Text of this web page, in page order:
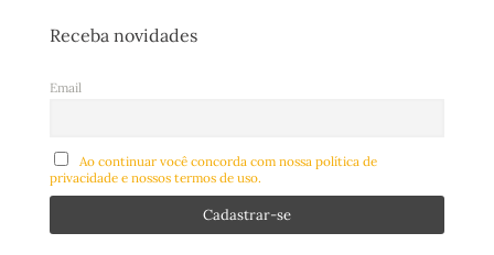
Receba novidades
Email
Ao continuar você concorda com nossa política de
privacidade e nossos termos de uso.